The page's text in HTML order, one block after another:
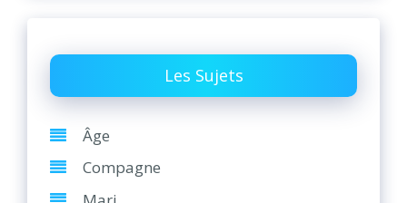
Les Sujets
Âge
Compagne